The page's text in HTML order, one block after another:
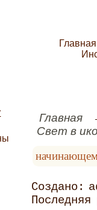
Главная
Главная
Свет в